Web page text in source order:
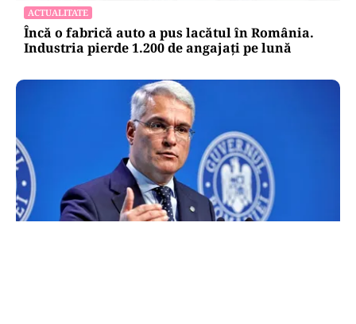
ACTUALITATE
Încă o fabrică auto a pus lacătul în România.
Industria pierde 1.200 de angajați pe lună